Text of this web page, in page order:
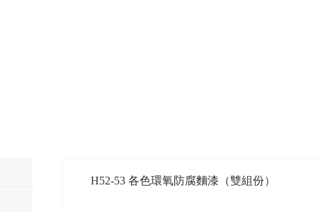
H52-53 各色環氧防腐麵漆（雙組份）